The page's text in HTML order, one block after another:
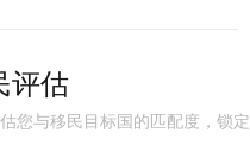
评估
您与移民目标国的匹配度，锁定